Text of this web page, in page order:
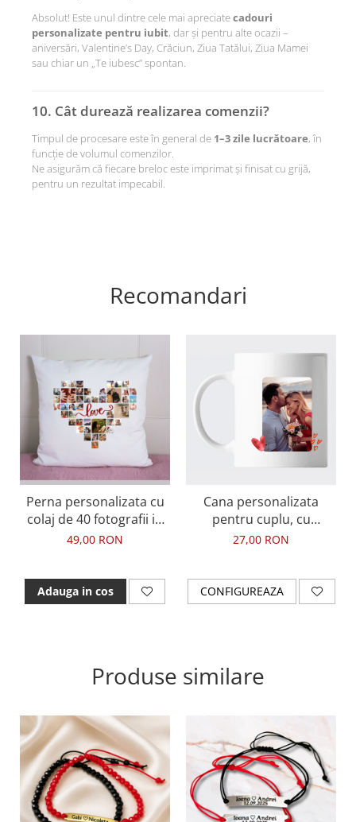
Absolut! Este unul dintre cele mai apreciatecadouri
personalizate pentru iubit, dar și pentru alte ocazii –
aniversări, Valentine’s Day, Crăciun, Ziua Tatălui, Ziua Mamei
sau chiar un „Te iubesc” spontan.
10. Cât durează realizarea comenzii?
Timpul de procesare este în general de 1–3 zile lucrătoare, în
funcție de volumul comenzilor.
Ne asigurăm că fiecare breloc este imprimat și finisat cu grijă,
pentru un rezultat impecabil.
Recomandari
Perna personalizata cu
colaj de 40 fotografii in
forma de inimiora
49,00 RON
Adauga in cos
Cana personalizata
pentru cuplu, cu
fotografie, nume si
27,00 RON
CONFIGUREAZA
Produse similare